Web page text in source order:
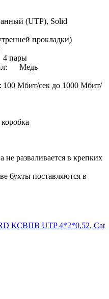
(UTP), Solid
прокладки)
4 пары
Медь
100 Мбит/сек до 1000 Мбит/
не разваливается в крепких
бухты поставляются в
КСВПВ UTP 4*2*0,52, Cat